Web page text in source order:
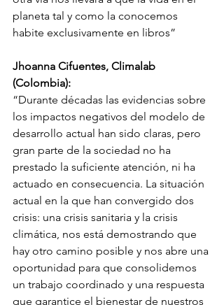
planeta tal y como la conocemos
habite exclusivamente en libros”
Jhoanna Cifuentes, Climalab
(Colombia):
“Durante décadas las evidencias sobre
los impactos negativos del modelo de
desarrollo actual han sido claras, pero
gran parte de la sociedad no ha
prestado la suficiente atención, ni ha
actuado en consecuencia. La situación
actual en la que han convergido dos
crisis: una crisis sanitaria y la crisis
climática, nos está demostrando que
hay otro camino posible y nos abre una
oportunidad para que consolidemos
un trabajo coordinado y una respuesta
que garantice el bienestar de nuestros